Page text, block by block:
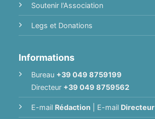
Soutenir l'Association
Legs et Donations
Informations
Bureau +39 049 8759199
Directeur +39 049 8759562
E-mail Rédaction E-mail Directeur